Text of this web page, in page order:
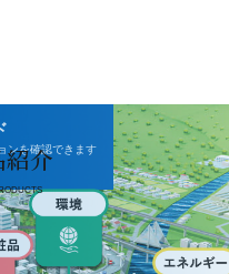
ンを確認できます
介
術
探す
トピックス
から探す